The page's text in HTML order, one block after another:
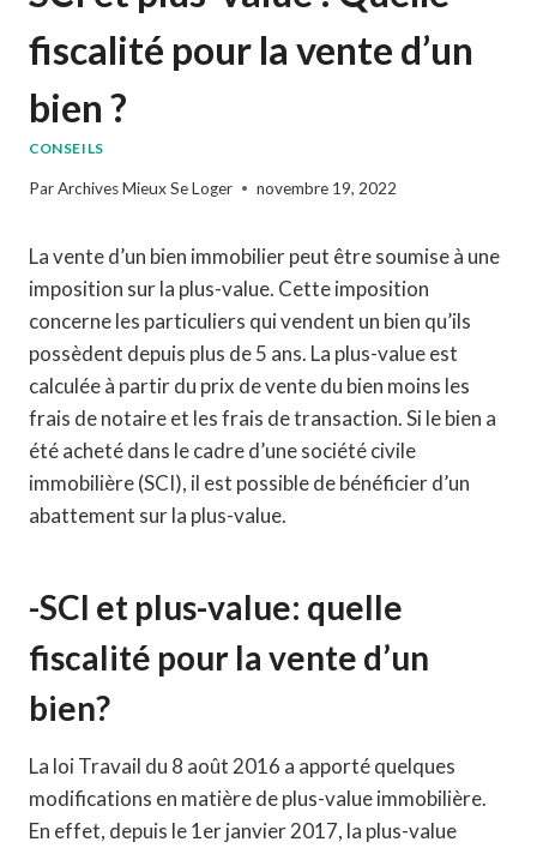
fiscalité pour la vente d’un
bien ?
CONSEILS
ParArchives Mieux Se Loger novembre 19, 2022
La vente d’un bien immobilier peut être soumise à une
imposition sur la plus-value. Cette imposition
concerne les particuliers qui vendent un bien qu’ils
possèdent depuis plus de 5 ans. La plus-value est
calculée à partir du prix de vente du bien moins les
frais de notaire et les frais de transaction. Si le bien a
été acheté dans le cadre d’une société civile
immobilière (SCI), il est possible de bénéficier d’un
abattement sur la plus-value.
-SCI et plus-value: quelle
fiscalité pour la vente d’un
bien?
La loi Travail du 8 août 2016 a apporté quelques
modifications en matière de plus-value immobilière.
En effet, depuis le 1er janvier 2017, la plus-value